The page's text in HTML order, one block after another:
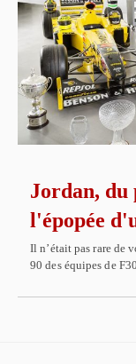
Jordan, du
l'épopée
Il n’était pas rare de
90 des équipes de